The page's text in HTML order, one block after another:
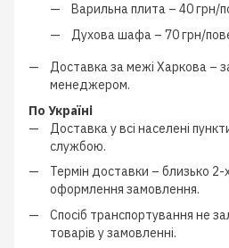
Варильна плита – 40 грн/
Духова шафа – 70 грн/
Доставка за межі Харкова –
менеджером.
По Україні
Доставка у всі населені
службою.
Термін доставки – близько 2-
оформлення замовлення.
Спосіб транспортування не
товарів у замовленні.